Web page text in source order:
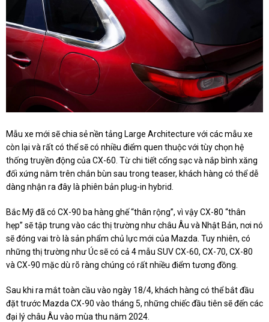
Mẫu xe mới sẽ chia sẻ nền tảng Large Architecture với các mẫu xe
còn lại và rất có thể sẽ có nhiều điểm quen thuộc với tùy chọn hệ
thống truyền động của CX-60. Từ chi tiết cổng sạc và nắp bình xăng
đối xứng nằm trên chắn bùn sau trong teaser, khách hàng có thể dễ
dàng nhận ra đây là phiên bản plug-in hybrid.
Bắc Mỹ đã có CX-90 ba hàng ghế “thân rộng”, vì vậy CX-80 “thân
hẹp” sẽ tập trung vào các thị trường như châu Âu và Nhật Bản, nơi nó
sẽ đóng vai trò là sản phẩm chủ lực mới của Mazda. Tuy nhiên, có
những thị trường như Úc sẽ có cả 4 mẫu SUV CX-60, CX-70, CX-80
và CX-90 mặc dù rõ ràng chúng có rất nhiều điểm tương đồng.
Sau khi ra mắt toàn cầu vào ngày 18/4, khách hàng có thể bắt đầu
đặt trước Mazda CX-90 vào tháng 5, những chiếc đầu tiên sẽ đến các
đại lý châu Âu vào mùa thu năm 2024.